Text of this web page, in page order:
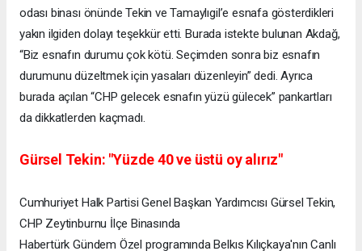
odası binası önünde Tekin ve Tamaylıgil’e esnafa gösterdikleri
yakın ilgiden dolayı teşekkür etti. Burada istekte bulunan Akdağ,
“Biz esnafın durumu çok kötü. Seçimden sonra biz esnafın
durumunu düzeltmek için yasaları düzenleyin” dedi. Ayrıca
burada açılan “CHP gelecek esnafın yüzü gülecek” pankartları
da dikkatlerden kaçmadı.
Gürsel Tekin: "Yüzde 40 ve üstü oy alırız"
Cumhuriyet Halk Partisi Genel Başkan Yardımcısı Gürsel Tekin,
CHP Zeytinburnu İlçe Binasında
Habertürk Gündem Özel programında Belkıs Kılıçkaya'nın Canlı